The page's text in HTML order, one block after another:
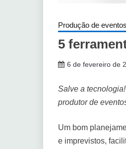
Produção de eventos
5
6 de fevereiro de
Salve a
produtor de
Um bom
e imprevistos,